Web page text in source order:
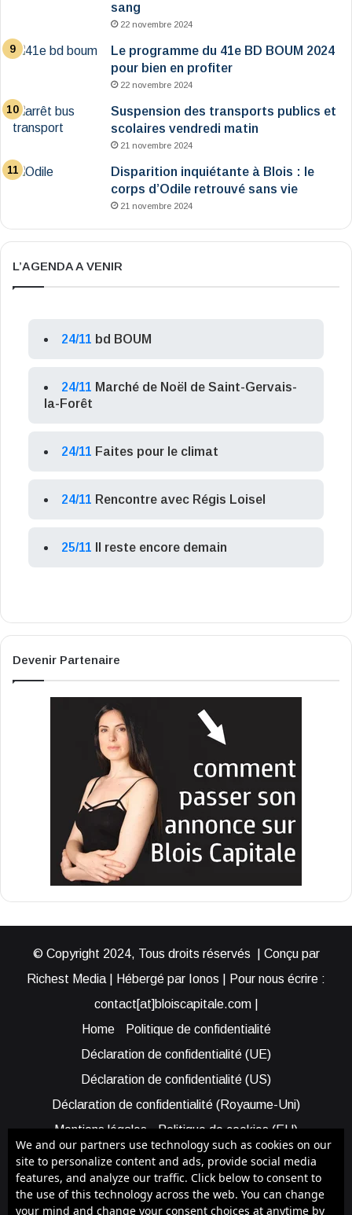
sang
22 novembre 2024
Le programme du 41e BD BOUM 2024
pour bien en profiter
22 novembre 2024
Suspension des transports publics et
scolaires vendredi matin
21 novembre 2024
Disparition inquiétante à Blois : le
corps d’Odile retrouvé sans vie
21 novembre 2024
L’AGENDA A VENIR
24/11 bd BOUM
24/11 Marché de Noël de Saint-Gervais-
la-Forêt
24/11 Faites pour le climat
24/11 Rencontre avec Régis Loisel
25/11 Il reste encore demain
Devenir Partenaire
© Copyright 2024, Tous droits réservés | Conçu par
Richest Media | Hébergé par Ionos | Pour nous écrire :
contact[at]bloiscapitale.com |
Home
Politique de confidentialité
Déclaration de confidentialité (UE)
Déclaration de confidentialité (US)
Déclaration de confidentialité (Royaume-Uni)
Mentions légales
Politique de cookies (EU)
Cookie Policy (AUS)
Cookie Policy (US)
Qui sommes-nous ?
Participer à Blois Capitale
Bénéficier d’une assistance
We and our partners use technology such as cookies on our
site to personalize content and ads, provide social media
features, and analyze our traffic. Click below to consent to
the use of this technology across the web. You can change
your mind and change your consent choices at anytime by